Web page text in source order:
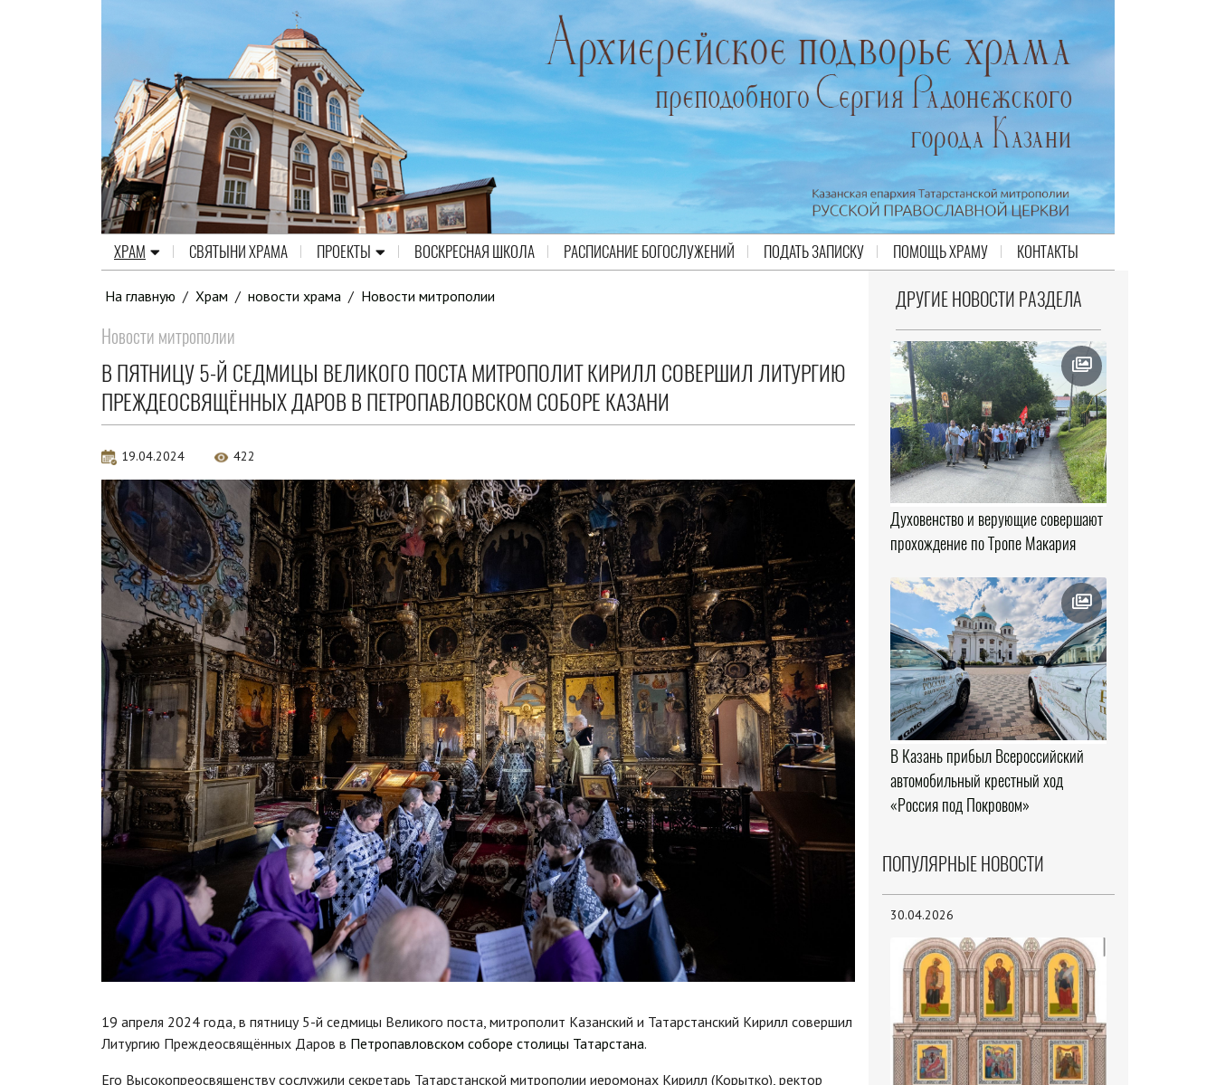
ХРАМ СВЯТЫНИ ХРАМА ПРОЕКТЫ ВОСКРЕСНАЯ ШКОЛА РАСПИСАНИЕ БОГОСЛУЖЕНИЙ ПОДАТЬ ЗАПИСКУ ПОМОЩЬ ХРАМУ КОНТАКТЫ
На главную / Храм / новости храма / Новости митрополии
Новости митрополии
В ПЯТНИЦУ 5-Й СЕДМИЦЫ ВЕЛИКОГО ПОСТА МИТРОПОЛИТ КИРИЛЛ СОВЕРШИЛ ЛИТУРГИЮ
ПРЕЖДЕОСВЯЩЁННЫХ ДАРОВ В ПЕТРОПАВЛОВСКОМ СОБОРЕ КАЗАНИ
19.04.2024 422
19 апреля 2024 года, в пятницу 5-й седмицы Великого поста, митрополит Казанский и Татарстанский Кирилл совершил
Литургию Преждеосвящённых Даров в Петропавловском соборе столицы Татарстана.
Его Высокопреосвященству сослужили секретарь Татарстанской митрополии иеромонах Кирилл (Корытко), ректор
ДРУГИЕ НОВОСТИ РАЗДЕЛА
Духовенство и верующие совершают
прохождение по Тропе Макария
В Казань прибыл Всероссийский
автомобильный крестный ход
«Россия под Покровом»
ПОПУЛЯРНЫЕ НОВОСТИ
30.04.2026